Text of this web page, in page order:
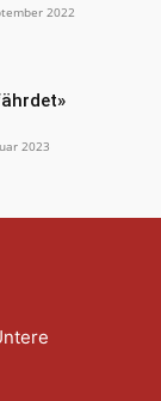
2022
2023